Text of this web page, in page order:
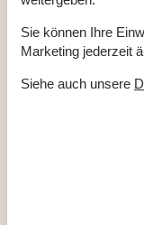
Gartenmöbel
Kostenloser
Landschaftsgarten
Sie können Ihre
Marketing jederzeit
Siehe auch unsere